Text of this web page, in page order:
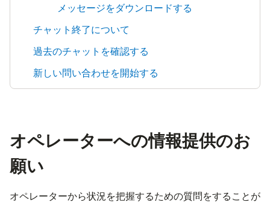
メッセージをダウンロードする
チャット終了について
過去のチャットを確認する
新しい問い合わせを開始する
オペレーターへの情報提供のお
願い
オペレーターから状況を把握するための質問をすることが